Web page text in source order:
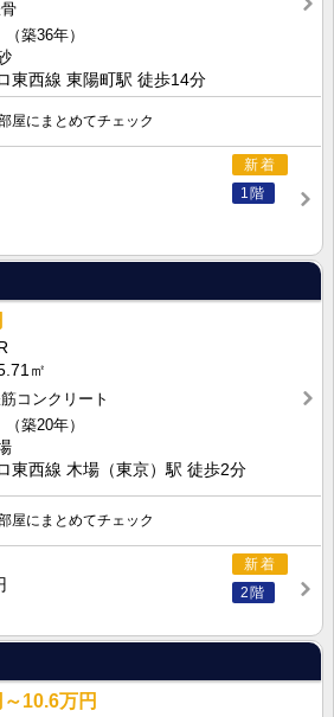
（築36年）
東西線 東陽町駅 徒歩14分
屋にまとめてチェック
新着
1階
㎡
コンクリート
（築20年）
東西線 木場（東京）駅 徒歩2分
屋にまとめてチェック
新着
2階
10.6万円